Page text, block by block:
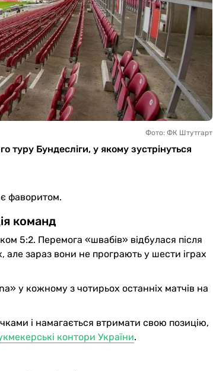
Фото: ФК Штутгарт
туру Бундесліги, у якому зустрінуться
фаворитом.
команд
5:2. Перемога «швабів» відбулася після
але зараз вони не програють у шести іграх
у кожному з чотирьох останніх матчів на
і намагається втримати свою позицію,
контори України.